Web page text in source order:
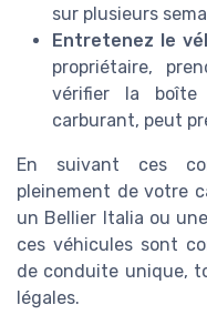
sur plusieurs
Entretenez le
propriétaire,
vérifier la
carburant, peut
En suivant ces
pleinement de votre
un Bellier Italia ou
ces véhicules sont
de conduite unique,
légales.